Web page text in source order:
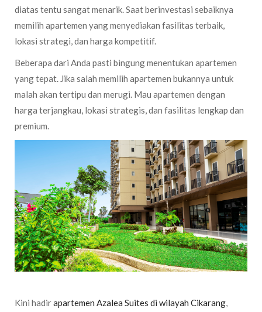
diatas tentu sangat menarik. Saat berinvestasi sebaiknya
memilih apartemen yang menyediakan fasilitas terbaik,
lokasi strategi, dan harga kompetitif.
Beberapa dari Anda pasti bingung menentukan apartemen
yang tepat. Jika salah memilih apartemen bukannya untuk
malah akan tertipu dan merugi. Mau apartemen dengan
harga terjangkau, lokasi strategis, dan fasilitas lengkap dan
premium.
Kini hadirapartemen Azalea Suites di wilayah Cikarang